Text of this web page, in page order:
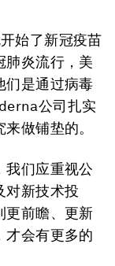
始了新冠疫苗
肺炎流行，美
们是通过病毒
公司扎实
做铺垫的。
我们应重视公
对新技术投
更前瞻、更新
才会有更多的